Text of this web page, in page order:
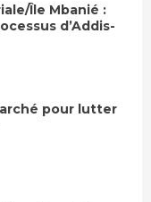
Île Mbanié :
d’Addis-
pour lutter